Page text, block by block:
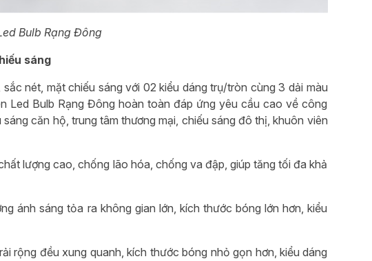
Bulb Rạng Đông
sáng
nét, mặt chiếu sáng với 02 kiểu dáng trụ/tròn cùng 3 dải màu
Bulb Rạng Đông hoàn toàn đáp ứng yêu cầu cao về công
căn hộ, trung tâm thương mại, chiếu sáng đô thị, khuôn viên
lượng cao, chống lão hóa, chống va đập, giúp tăng tối đa khả
ánh sáng tỏa ra không gian lớn, kích thước bóng lớn hơn, kiểu
rộng đều xung quanh, kích thước bóng nhỏ gọn hơn, kiểu dáng